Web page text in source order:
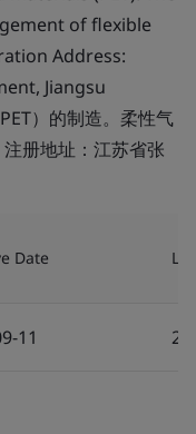
of flexible
Address:
Jiangsu
）的制造。柔性气
册地址：江苏省张
Date
11